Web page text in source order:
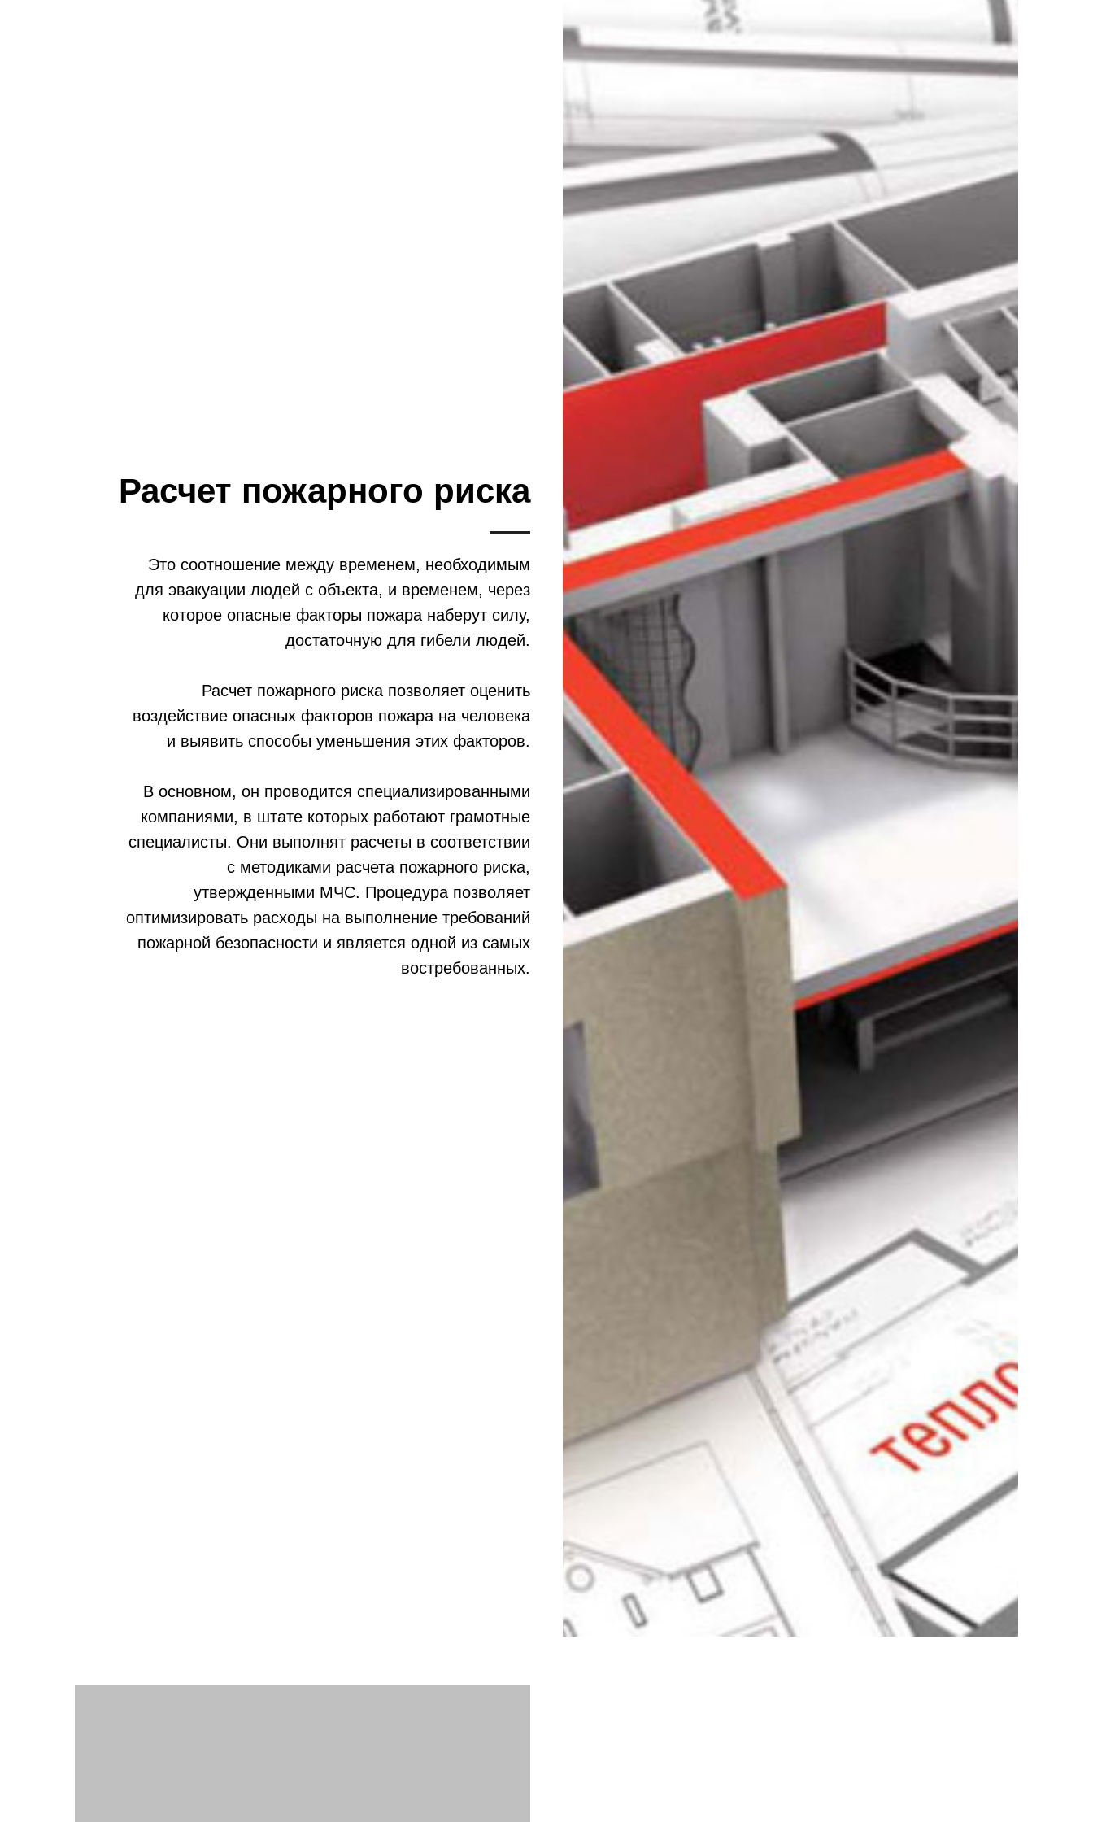
Расчет пожарного риска
Это соотношение между временем, необходимым
для эвакуации людей с объекта, и временем, через
которое опасные факторы пожара наберут силу,
достаточную для гибели людей.
Расчет пожарного риска позволяет оценить
воздействие опасных факторов пожара на человека
и выявить способы уменьшения этих факторов.
В основном, он проводится специализированными
компаниями, в штате которых работают грамотные
специалисты. Они выполнят расчеты в соответствии
с методиками расчета пожарного риска,
утвержденными МЧС. Процедура позволяет
оптимизировать расходы на выполнение требований
пожарной безопасности и является одной из самых
востребованных.